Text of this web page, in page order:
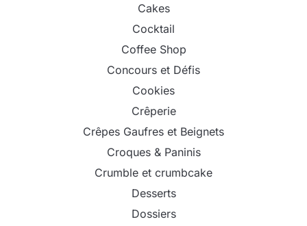
Cakes
Cocktail
Coffee Shop
Concours et Défis
Cookies
Crêperie
Crêpes Gaufres et Beignets
Croques & Paninis
Crumble et crumbcake
Desserts
Dossiers